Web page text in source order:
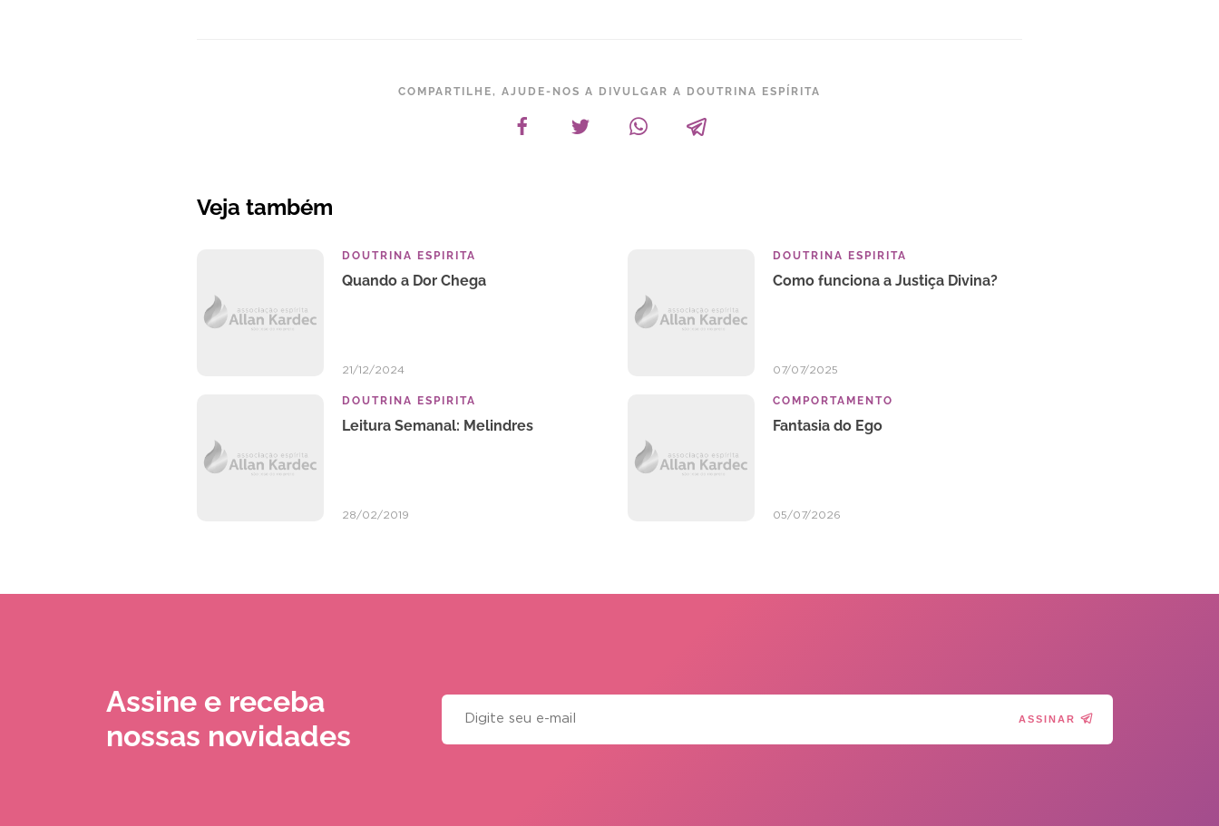
COMPARTILHE, AJUDE-NOS A DIVULGAR A DOUTRINA ESPÍRITA
Veja também
DOUTRINA ESPIRITA
Quando a Dor Chega
21/12/2024
DOUTRINA ESPIRITA
Como funciona a Justiça Divina?
07/07/2025
DOUTRINA ESPIRITA
Leitura Semanal: Melindres
28/02/2019
COMPORTAMENTO
Fantasia do Ego
05/07/2026
Assine e receba
nossas novidades
ASSINAR